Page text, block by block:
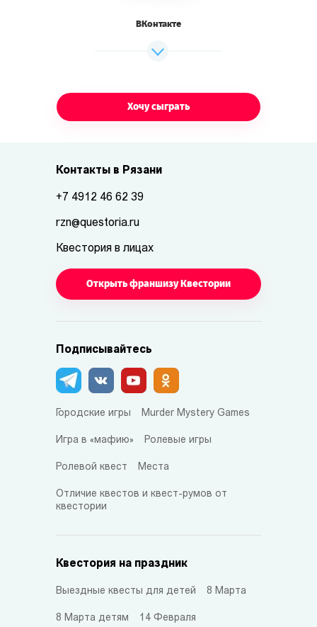
ВКонтакте
Хочу сыграть
Контакты в Рязани
+7 4912 46 62 39
rzn@questoria.ru
Квестория в лицах
Открыть франшизу Квестории
Подписывайтесь
Городские игры Murder Mystery Games
Игра в «мафию» Ролевые игры
Ролевой квест Места
Отличие квестов и квест-румов от
квестории
Квестория на праздник
Выездные квесты для детей 8 Марта
8 Марта детям 14 Февраля